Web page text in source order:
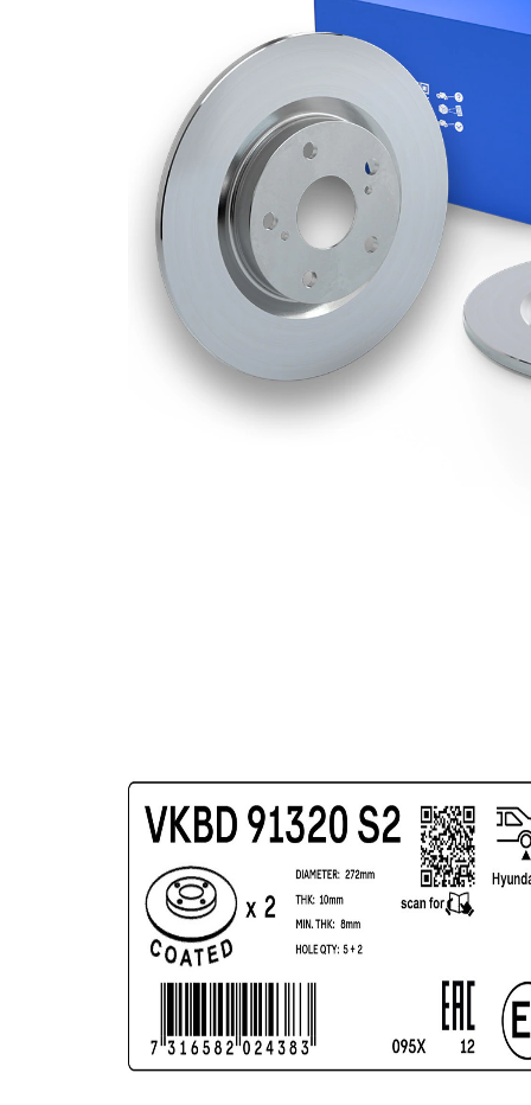
minima
Numar
pistoane
Diametru
exterior
272 mm
Numar
gauri
5
Diametru
de centrare
76 mm
Asezare
gauri Ø
114,3
mm
strat
protector)